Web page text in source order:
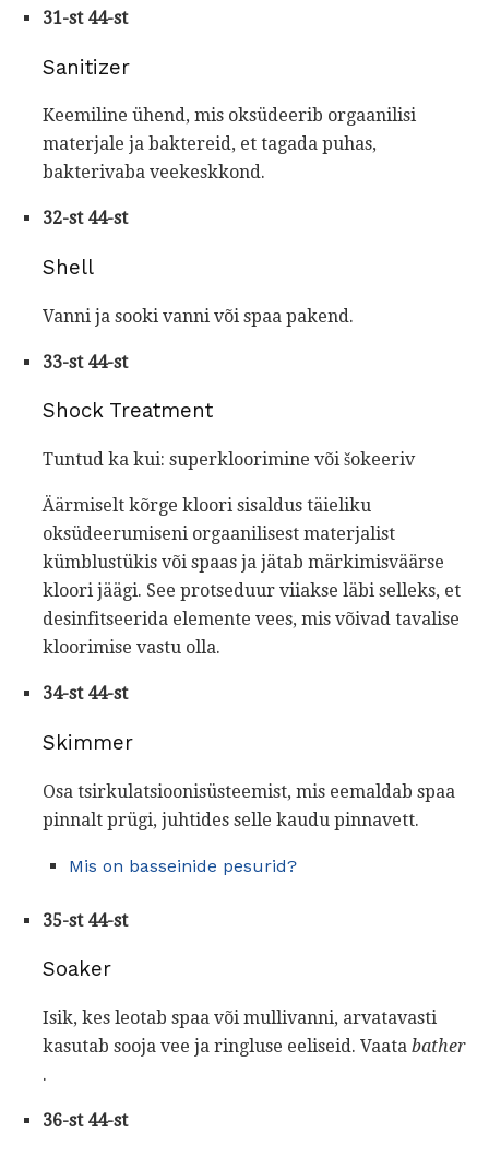
31-st 44-st
Sanitizer
Keemiline ühend, mis oksüdeerib orgaanilisi
materjale ja baktereid, et tagada puhas,
bakterivaba veekeskkond.
32-st 44-st
Shell
Vanni ja sooki vanni või spaa pakend.
33-st 44-st
Shock Treatment
Tuntud ka kui: superkloorimine või šokeeriv
Äärmiselt kõrge kloori sisaldus täieliku
oksüdeerumiseni orgaanilisest materjalist
kümblustükis või spaas ja jätab märkimisväärse
kloori jäägi. See protseduur viiakse läbi selleks, et
desinfitseerida elemente vees, mis võivad tavalise
kloorimise vastu olla.
34-st 44-st
Skimmer
Osa tsirkulatsioonisüsteemist, mis eemaldab spaa
pinnalt prügi, juhtides selle kaudu pinnavett.
Mis on basseinide pesurid?
35-st 44-st
Soaker
Isik, kes leotab spaa või mullivanni, arvatavasti
kasutab sooja vee ja ringluse eeliseid. Vaata bather
.
36-st 44-st